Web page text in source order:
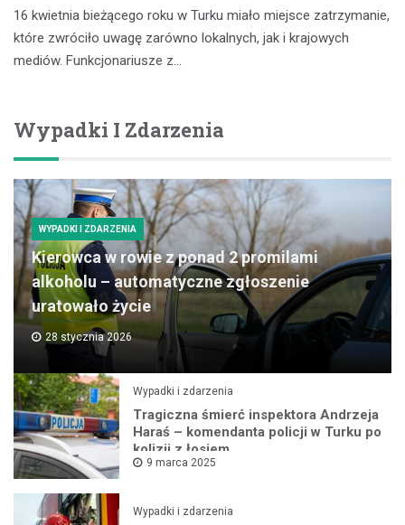
16 kwietnia bieżącego roku w Turku miało miejsce zatrzymanie,
które zwróciło uwagę zarówno lokalnych, jak i krajowych
mediów. Funkcjonariusze z…
Wypadki I Zdarzenia
WYPADKI I ZDARZENIA
Kierowca w rowie z ponad 2 promilami
alkoholu – automatyczne zgłoszenie
uratowało życie
28 stycznia 2026
Wypadki i zdarzenia
Tragiczna śmierć inspektora Andrzeja
Haraś – komendanta policji w Turku po
kolizji z łosiem
9 marca 2025
Wypadki i zdarzenia